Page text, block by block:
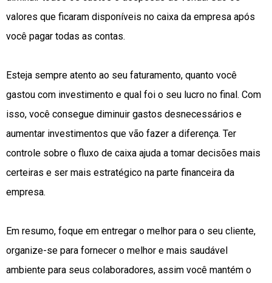
valores que ficaram disponíveis no caixa da empresa após
você pagar todas as contas.
Esteja sempre atento ao seu faturamento, quanto você
gastou com investimento e qual foi o seu lucro no final. Com
isso, você consegue diminuir gastos desnecessários e
aumentar investimentos que vão fazer a diferença. Ter
controle sobre o fluxo de caixa ajuda a tomar decisões mais
certeiras e ser mais estratégico na parte financeira da
empresa.
Em resumo, foque em entregar o melhor para o seu cliente,
organize-se para fornecer o melhor e mais saudável
ambiente para seus colaboradores, assim você mantém o